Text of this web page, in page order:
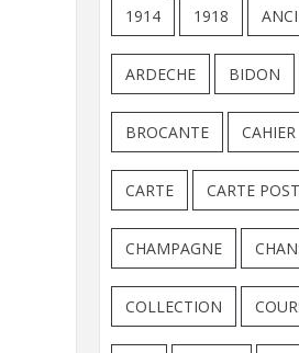
1914 1918
ARDECHE BIDON
BROCANTE CAHIER
CARTE CARTE
CHAMPAGNE
COLLECTION